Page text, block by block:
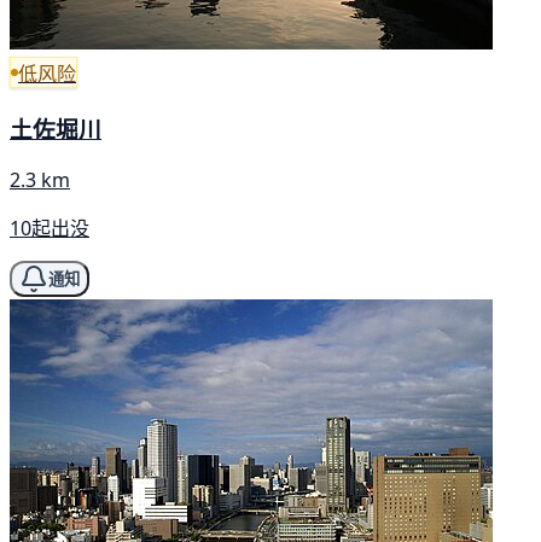
低风险
土佐堀川
2.3 km
10起出没
通知